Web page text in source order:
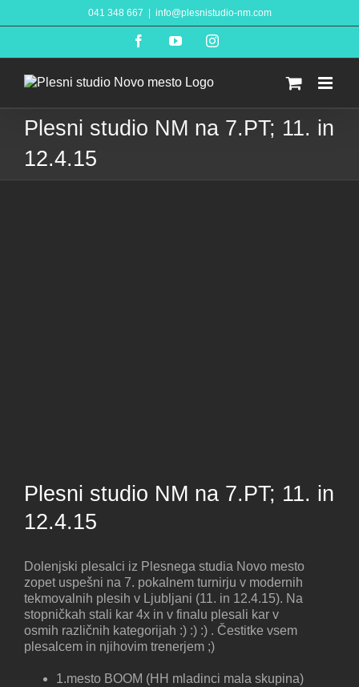
to
041 348 667 info@plesnistudio-nm.com
FacebookYouTubeInstagram
Plesni studio NM na 7.PT; 11. in
12.4.15
Plesni studio NM na 7.PT; 11. in
12.4.15
Dolenjski plesalci iz Plesnega studia Novo mesto
zopet uspešni na 7. pokalnem turnirju v modernih
tekmovalnih plesih v Ljubljani (11. in 12.4.15). Na
stopničkah stali kar 4x in v finalu plesali kar v
osmih različnih kategorijah :) :) :) . Čestitke vsem
plesalcem in njihovim trenerjem ;)
1.mesto BOOM (HH mladinci mala skupina)